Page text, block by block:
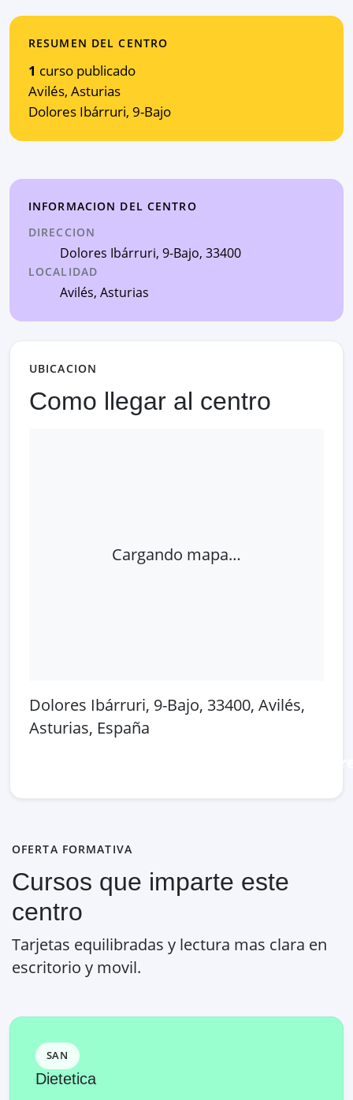
RESUMEN DEL CENTRO
1 curso publicado
Avilés, Asturias
Dolores Ibárruri, 9-Bajo
INFORMACION DEL CENTRO
DIRECCION
Dolores Ibárruri, 9-Bajo, 33400
LOCALIDAD
Avilés, Asturias
UBICACION
Como llegar al centro
Cargando mapa…
Dolores Ibárruri, 9-Bajo, 33400, Avilés,
Asturias, España
OFERTA FORMATIVA
Cursos que imparte este
centro
Tarjetas equilibradas y lectura mas clara en
escritorio y movil.
SAN
Dietetica